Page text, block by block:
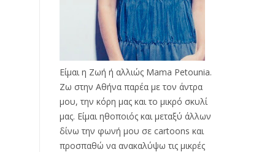
Είμαι η Ζωή ή αλλιώς Mama Petounia.
Ζω στην Αθήνα παρέα με τον άντρα
μου, την κόρη μας και το μικρό σκυλί
μας. Είμαι ηθοποιός και μεταξύ άλλων
δίνω την φωνή μου σε cartoons και
προσπαθώ να ανακαλύψω τις μικρές